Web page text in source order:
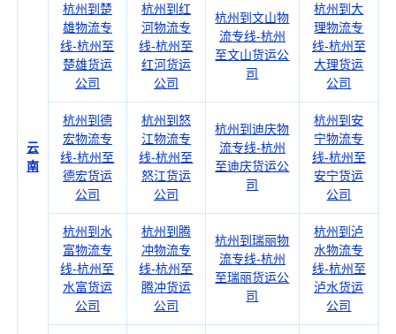
云
南
杭州到楚
雄物流专
线-杭州至
楚雄货运
公司
杭州到红
河物流专
线-杭州至
红河货运
公司
杭州到文山物
流专线-杭州
至文山货运公
司
杭州到大
理物流专
线-杭州至
大理货运
公司
杭州到德
宏物流专
线-杭州至
德宏货运
公司
杭州到怒
江物流专
线-杭州至
怒江货运
公司
杭州到迪庆物
流专线-杭州
至迪庆货运公
司
杭州到安
宁物流专
线-杭州至
安宁货运
公司
杭州到水
富物流专
线-杭州至
水富货运
公司
杭州到腾
冲物流专
线-杭州至
腾冲货运
公司
杭州到瑞丽物
流专线-杭州
至瑞丽货运公
司
杭州到泸
水物流专
线-杭州至
泸水货运
公司